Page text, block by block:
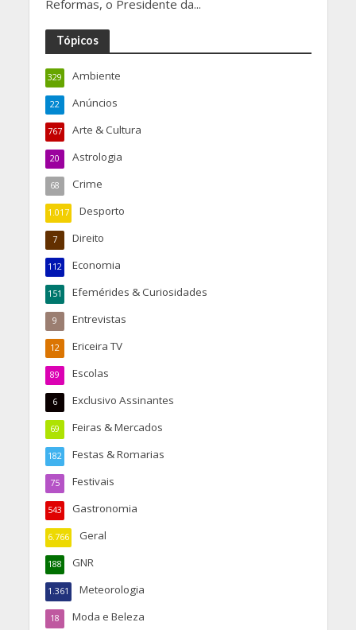
Reformas, o Presidente da...
Tópicos
Ambiente
329
Anúncios
22
Arte & Cultura
767
Astrologia
20
Crime
68
Desporto
1.017
Direito
7
Economia
112
Efemérides & Curiosidades
151
Entrevistas
9
Ericeira TV
12
Escolas
89
Exclusivo Assinantes
6
Feiras & Mercados
69
Festas & Romarias
182
Festivais
75
Gastronomia
543
Geral
6.766
GNR
188
Meteorologia
1.361
Moda e Beleza
18